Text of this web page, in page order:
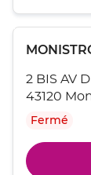
sur
touche
ENTRÉE
obtenir
plus
amples
Point
vente
:
2 BIS AV
43120
Fermé